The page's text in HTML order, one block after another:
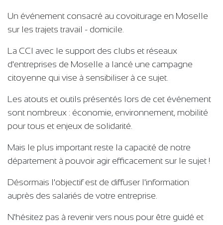
Un événement consacré au covoiturage en Moselle
sur les trajets travail - domicile.
La CCI avec le support des clubs et réseaux
d'entreprises de Moselle a lancé une campagne
citoyenne qui vise à sensibiliser à ce sujet.
Les atouts et outils présentés lors de cet événement
sont nombreux : économie, environnement, mobilité
pour tous et enjeux de solidarité.
Mais le plus important reste la capacité de notre
département à pouvoir agir efficacement sur le sujet !
Désormais l'objectif est de diffuser l'information
auprès des salariés de votre entreprise.
N'hésitez pas à revenir vers nous pour être guidé et